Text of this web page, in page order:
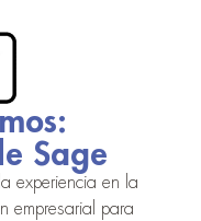
Sage
experiencia en la
empresarial para